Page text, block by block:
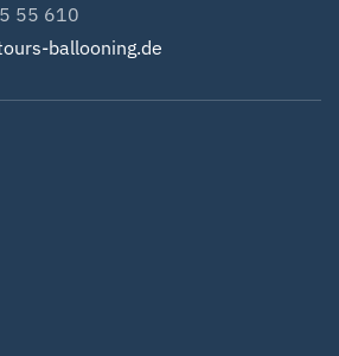
55 610
ballooning.de